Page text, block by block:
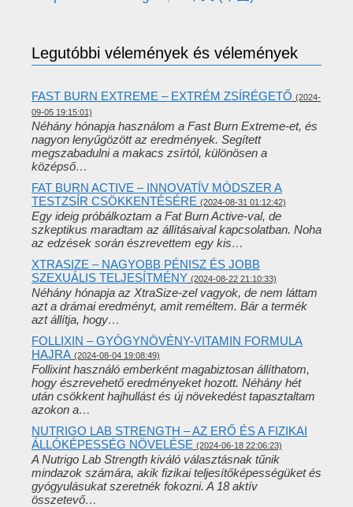
Legutóbbi vélemények és vélemények
FAST BURN EXTREME – EXTRÉM ZSÍRÉGETŐ (2024-
09-05 19:15:01)
Néhány hónapja használom a Fast Burn Extreme-et, és
nagyon lenyűgözött az eredmények. Segített
megszabadulni a makacs zsírtól, különösen a
középső…
FAT BURN ACTIVE – INNOVATÍV MÓDSZER A
TESTZSÍR CSÖKKENTÉSÉRE (2024-08-31 01:12:42)
Egy ideig próbálkoztam a Fat Burn Active-val, de
szkeptikus maradtam az állításaival kapcsolatban. Noha
az edzések során észrevettem egy kis…
XTRASIZE – NAGYOBB PÉNISZ ÉS JOBB
SZEXUÁLIS TELJESÍTMÉNY (2024-08-22 21:10:33)
Néhány hónapja az XtraSize-zel vagyok, de nem láttam
azt a drámai eredményt, amit reméltem. Bár a termék
azt állítja, hogy…
FOLLIXIN – GYÓGYNÖVÉNY-VITAMIN FORMULA
HAJRA (2024-08-04 19:08:49)
Follixint használó emberként magabiztosan állíthatom,
hogy észrevehető eredményeket hozott. Néhány hét
után csökkent hajhullást és új növekedést tapasztaltam
azokon a…
NUTRIGO LAB STRENGTH – AZ ERŐ ÉS A FIZIKAI
ÁLLÓKÉPESSÉG NÖVELÉSE (2024-06-18 22:06:23)
A Nutrigo Lab Strength kiváló választásnak tűnik
mindazok számára, akik fizikai teljesítőképességüket és
gyógyulásukat szeretnék fokozni. A 18 aktív
összetevő…